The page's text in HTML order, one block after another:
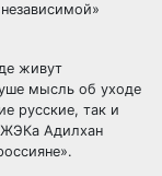
живут
мысль об уходе
русские, так и
ЖЭКа Адилхан